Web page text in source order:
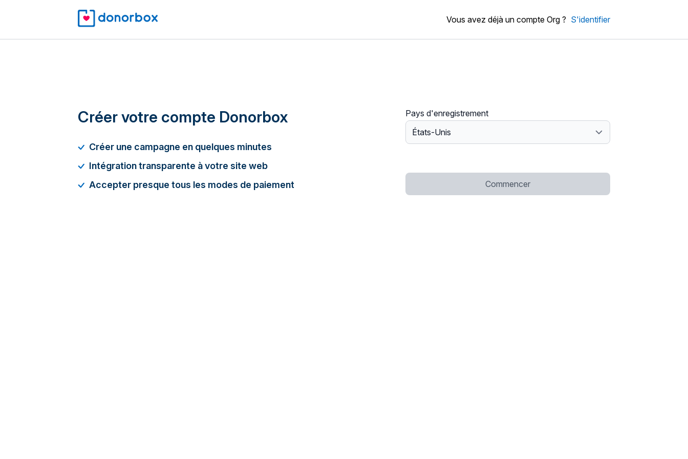
Vous avez déjà un compte Org ? S'identifier
Créer votre compte Donorbox
Créer une campagne en quelques minutes
Intégration transparente à votre site web
Accepter presque tous les modes de paiement
Pays d'enregistrement
Commencer